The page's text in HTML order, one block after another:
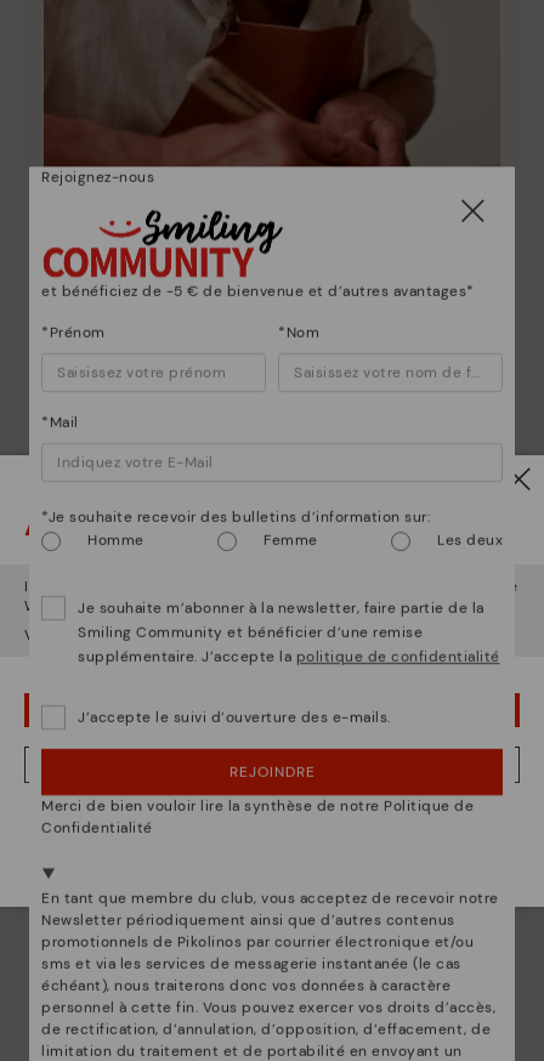
La nature de Pikolinos
Découvrez suite
Depuis 1984, nous nous efforçons de rendre chaque
chaussure unique.
Innovation
Attention !
Il semble que vous êtes en
et vous allez accéder au site
Web deFrance.
Voulez-vous aller sur le site Web deÉtats-Unis ?
OUPS... JE ME SUIS TROMPÉ, JE VEUX RESTER EN ÉTATS-UNIS
NON, JE VEUX ALLER SUR LE SITE WEB DU FRANCE
Nous sommes présents dans plus de 29 boutiques
Rejoignez-nous
et bénéficiez de -5 € de bienvenue et d’autres avantages*
*Prénom *Nom
*Mail
*Je souhaite recevoir des bulletins d’information sur:
Homme
Femme Les deux
Je souhaite m’abonner à la newsletter, faire partie de la
Smiling Community et bénéficier d’une remise
supplémentaire. J’accepte la politique de confidentialité
J’accepte le suivi d’ouverture des e-mails.
REJOINDRE
Merci de bien vouloir lire la synthèse de notre Politique de
Confidentialité
En tant que membre du club, vous acceptez de recevoir notre
Newsletter périodiquement ainsi que d’autres contenus
promotionnels de Pikolinos par courrier électronique et/ou
sms et via les services de messagerie instantanée (le cas
échéant), nous traiterons donc vos données à caractère
personnel à cette fin. Vous pouvez exercer vos droits d’accès,
de rectification, d’annulation, d’opposition, d’effacement, de
limitation du traitement et de portabilité en envoyant un